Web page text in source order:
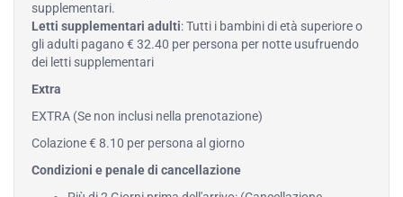
supplementari.
Letti supplementari adulti: Tutti i bambini di età superiore o
gli adulti pagano € 32.40 per persona per notte usufruendo
dei letti supplementari
Extra
EXTRA (Se non inclusi nella prenotazione)
Colazione € 8.10 per persona al giorno
Condizioni e penale di cancellazione